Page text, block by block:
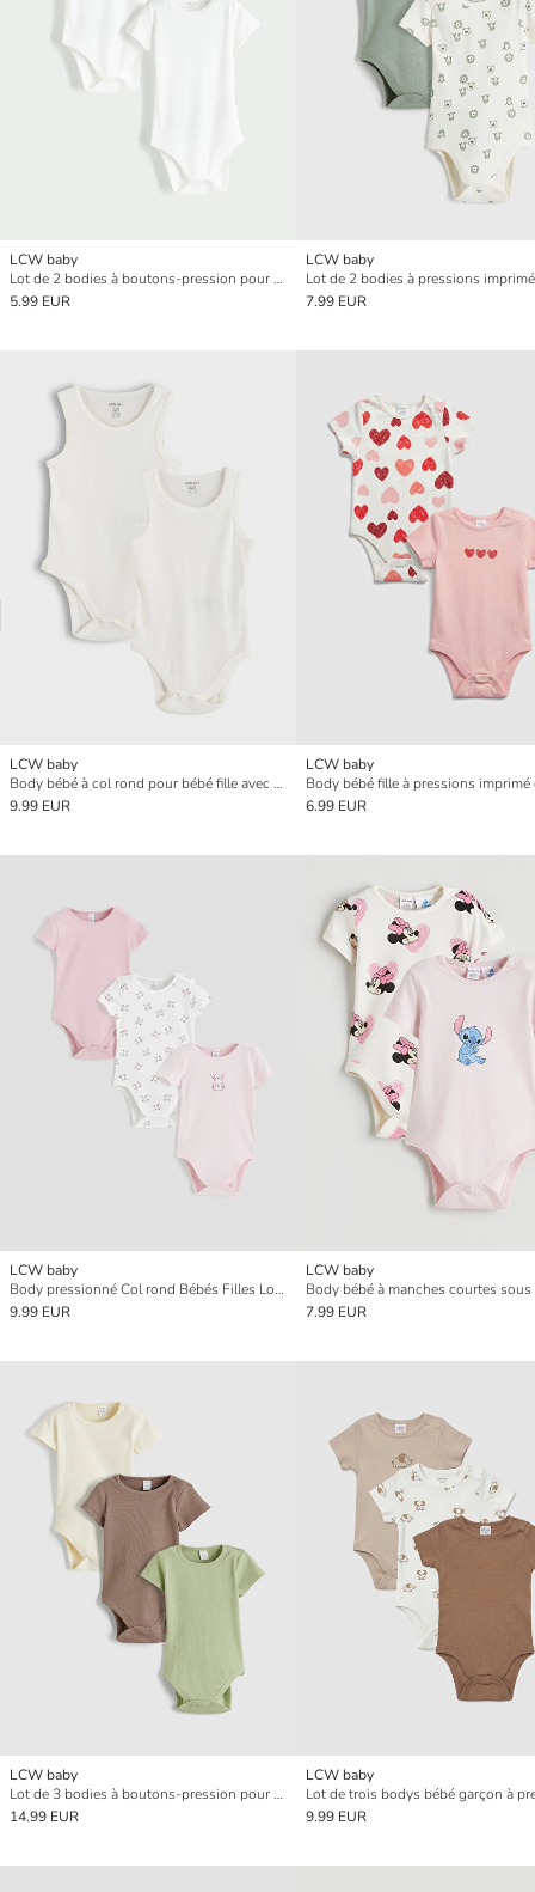
LCW baby
Lot de 2 bodies à boutons-pression pour bébé fille
5.99 EUR
LCW baby
7.99 EUR
LCW baby
Body bébé à col rond pour bébé fille avec boutons-pression, lot de 2
9.99 EUR
LCW baby
6.99 EUR
LCW baby
Body pressionné Col rond Bébés Filles Lot de 3
9.99 EUR
LCW baby
7.99 EUR
LCW baby
Lot de 3 bodies à boutons-pression pour bébé garçon à col rond
14.99 EUR
LCW baby
9.99 EUR